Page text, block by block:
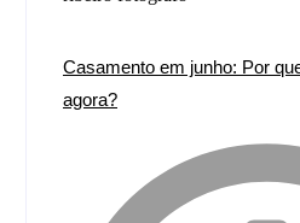
Casamento em junho: Por
agora?